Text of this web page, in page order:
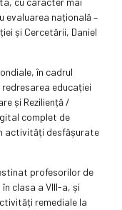
națională –
și Cercetării, Daniel
în cadrul
educației
și Reziliență /
complet de
activități desfășurate
profesorilor de
clasa a VIII-a, și
remediale la